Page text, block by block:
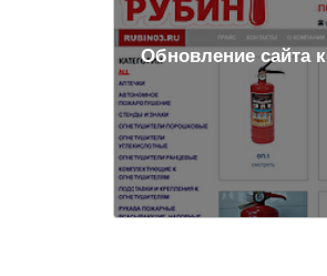
Обновление сайта